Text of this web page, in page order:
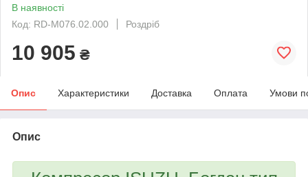
В наявності
Код: RD-M076.02.000
Роздріб
10 905 ₴
Опис Характеристики Доставка Оплата Умови
Опис